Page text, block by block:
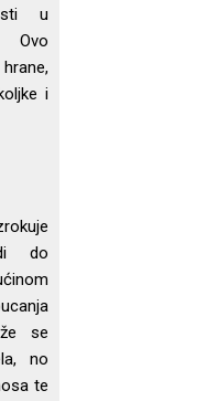
u
Ovo
i
do
se
no
te